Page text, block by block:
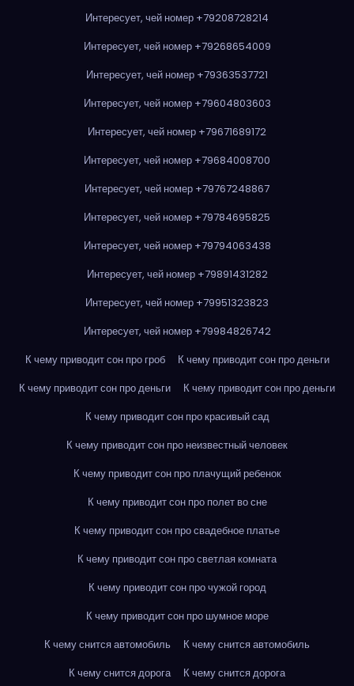
Интересует, чей номер +79208728214
Интересует, чей номер +79268654009
Интересует, чей номер +79363537721
Интересует, чей номер +79604803603
Интересует, чей номер +79671689172
Интересует, чей номер +79684008700
Интересует, чей номер +79767248867
Интересует, чей номер +79784695825
Интересует, чей номер +79794063438
Интересует, чей номер +79891431282
Интересует, чей номер +79951323823
Интересует, чей номер +79984826742
К чему приводит сон про гроб
К чему приводит сон про деньги
К чему приводит сон про деньги
К чему приводит сон про деньги
К чему приводит сон про красивый сад
К чему приводит сон про неизвестный человек
К чему приводит сон про плачущий ребенок
К чему приводит сон про полет во сне
К чему приводит сон про свадебное платье
К чему приводит сон про светлая комната
К чему приводит сон про чужой город
К чему приводит сон про шумное море
К чему снится автомобиль
К чему снится автомобиль
К чему снится дорога
К чему снится дорога